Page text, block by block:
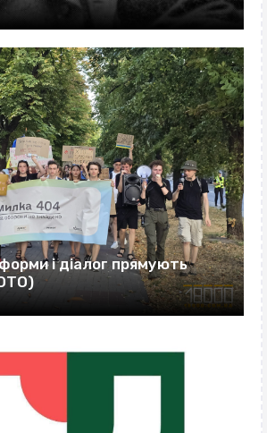
і діалог прямують